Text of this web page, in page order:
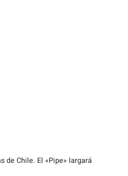
de Chile. El «Pipe» largará